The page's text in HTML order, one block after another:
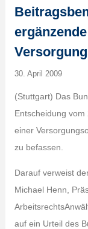
30. April 2009
(Stuttgart) Das
Entscheidung
einer
zu befassen.
Darauf verweist
Michael Henn,
auf ein Urteil des